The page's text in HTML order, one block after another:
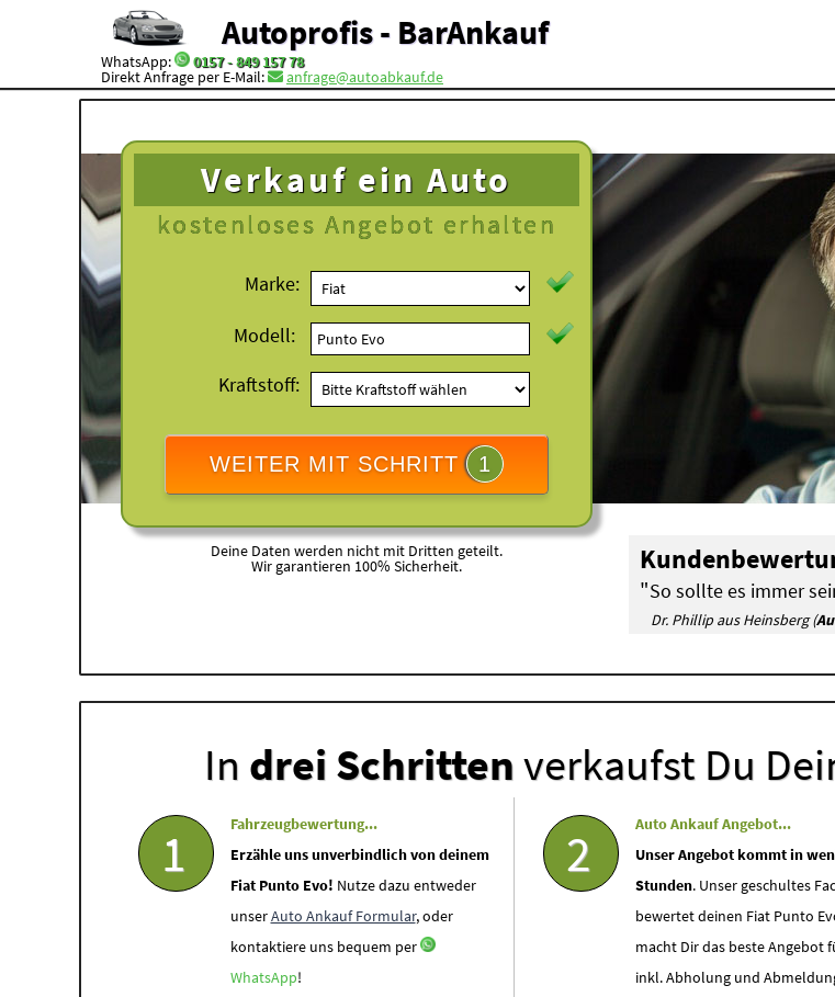
Autoprofis - BarAnkauf
WhatsApp: 0157 - 849 157 78
Direkt Anfrage per E-Mail: anfrage@autoabkauf.de
Verkauf ein Auto
kostenloses Angebot erhalten
Marke:
Modell:
Kraftstoff:
WEITER MIT SCHRITT 1
Deine Daten werden nicht mit Dritten geteilt.
Wir garantieren 100% Sicherheit.
"So sollte es immer
Dr. Phillip aus Heinsberg (
In drei Schrittenverkaufst Du
1
Fahrzeugbewertung...
Erzähle uns unverbindlich von deinem
Fiat Punto Evo! Nutze dazu entweder
unserAuto Ankauf Formular, oder
kontaktiere uns bequem per
WhatsApp!
2
Auto Ankauf Angebot...
Unser Angebot kommt in
Stunden. Unser geschultes
bewertet deinen Fiat Punto
macht Dir das beste Angebot
inkl. Abholung und